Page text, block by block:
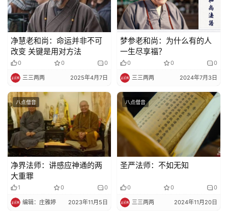
净慧老和尚：命运并非不可
改变 关键是用对方法
0 0 0
三三两两 2025年4月7日
梦参老和尚：为什么有的人
一生尽享福？
0 0 0
三三两两 2024年7月3日
八点僧音
净界法师：讲感应神通的两
大重罪
1 0 0
编辑：庄雅婷 2023年11月5日
八点僧音
圣严法师：不如无知
0 0 0
三三两两 2024年11月20日